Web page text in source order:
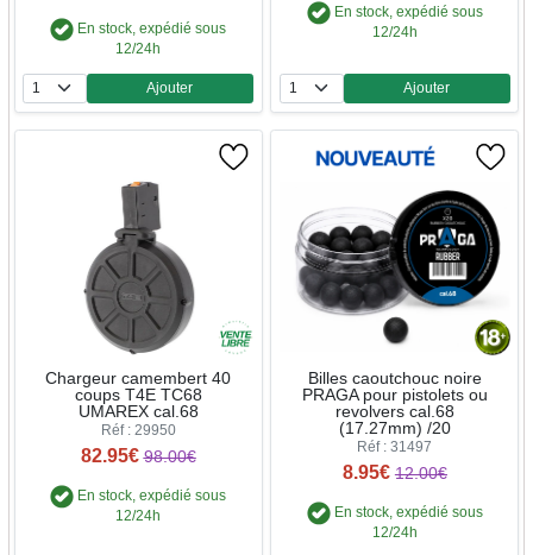
En stock, expédié sous
12/24h
Quantité
Ajouter
En stock, expédié sous
12/24h
Quantité
Ajouter
Chargeur camembert 40
coups T4E TC68
UMAREX cal.68
Réf : 29950
82.95€ 98.00€
En stock, expédié sous
12/24h
Billes caoutchouc noire
PRAGA pour pistolets ou
revolvers cal.68
(17.27mm) /20
Réf : 31497
8.95€ 12.00€
En stock, expédié sous
12/24h